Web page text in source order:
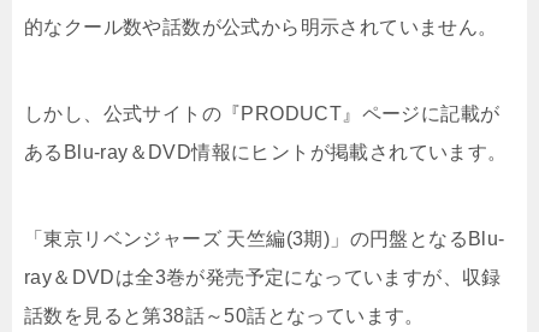
的なクール数や話数が公式から明示されていません。
しかし、公式サイトの『PRODUCT』ページに記載が
あるBlu-ray＆DVD情報にヒントが掲載されています。
「東京リベンジャーズ 天竺編(3期)」の円盤となるBlu-
ray＆DVDは全3巻が発売予定になっていますが、収録
話数を見ると第38話～50話となっています。